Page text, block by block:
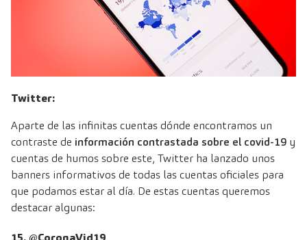
Twitter:
Aparte de las infinitas cuentas dónde encontramos un
contraste de información contrastada sobre el covid-19 y
cuentas de humos sobre este, Twitter ha lanzado unos
banners informativos de todas las cuentas oficiales para
que podamos estar al día. De estas cuentas queremos
destacar algunas: